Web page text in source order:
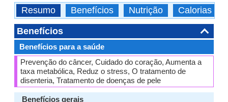
Resumo Benefícios Nutrição Calorias
Benefícios
Benefícios para a saúde
Prevenção do câncer, Cuidado do coração, Aumenta a
taxa metabólica, Reduz o stress, O tratamento de
disenteria, Tratamento de doenças de pele
Benefícios gerais